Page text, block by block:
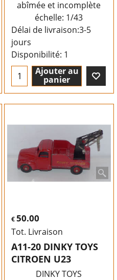
abîmée et incomplète
échelle: 1/43
Délai de livraison:3-5
jours
Disponibilité: 1
Ajouter au
panier
€50.00
Tot. Livraison
A11-20 DINKY TOYS
CITROEN U23
DINKY TOYS